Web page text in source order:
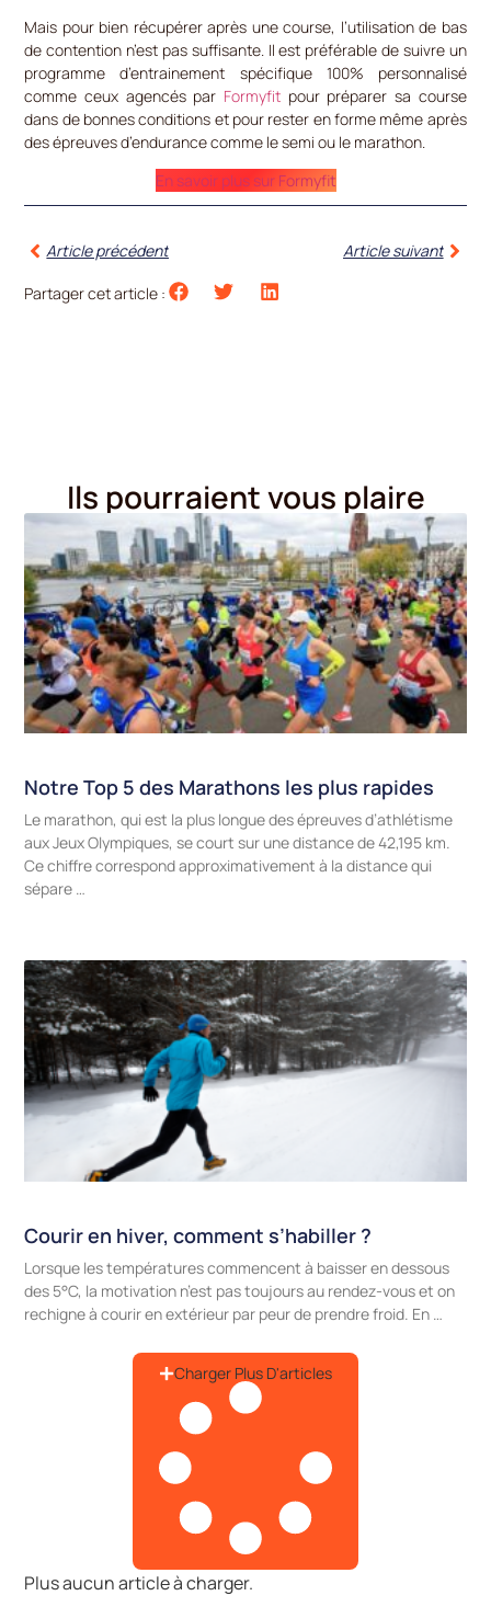
Mais pour bien récupérer après une course, l’utilisation de bas
de contention n’est pas suffisante. Il est préférable de suivre un
programme d’entrainement spécifique 100% personnalisé
comme ceux agencés par Formyfit pour préparer sa course
dans de bonnes conditions et pour rester en forme même après
des épreuves d’endurance comme le semi ou le marathon.
En savoir plus sur Formyfit
Article précédent Article suivant
Partager cet article :
Ils pourraient vous plaire
Notre Top 5 des Marathons les plus rapides
Le marathon, qui est la plus longue des épreuves d’athlétisme
aux Jeux Olympiques, se court sur une distance de 42,195 km.
Ce chiffre correspond approximativement à la distance qui
sépare …
Courir en hiver, comment s’habiller ?
Lorsque les températures commencent à baisser en dessous
des 5°C, la motivation n’est pas toujours au rendez-vous et on
rechigne à courir en extérieur par peur de prendre froid. En …
Charger Plus D'articles
Plus aucun article à charger.